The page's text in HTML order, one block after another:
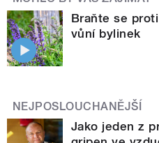
Braňte se
vůní bylinek
NEJPOSLOUCHANĚJŠÍ
Jako jeden z